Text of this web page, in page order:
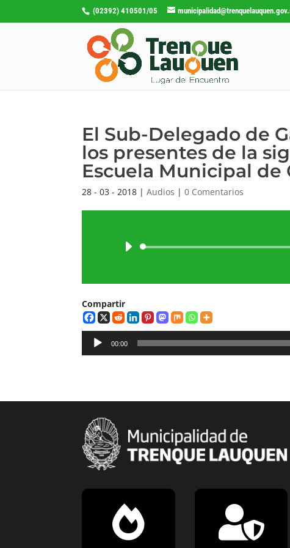
(02392) 410501/05
​El Sub-Delegado de
los presentes de la
Escuela Municipal de
28 - 03 - 2018 |Audios |0 Comentarios
Compartir
Reproductor
audio
00:00
 